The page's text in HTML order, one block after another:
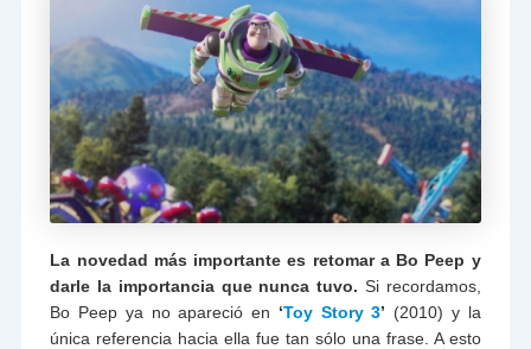
La novedad más importante es retomar a Bo Peep y
darle la importancia que nunca tuvo. Si recordamos,
Bo Peep ya no apareció en ‘Toy Story 3’ (2010) y la
única referencia hacia ella fue tan sólo una frase. A esto